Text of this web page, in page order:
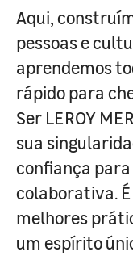
Aqui,
pessoas e
aprendemos
rápido para
Ser LEROY
sua
confiança
colaborativa.
melhores
um espírito